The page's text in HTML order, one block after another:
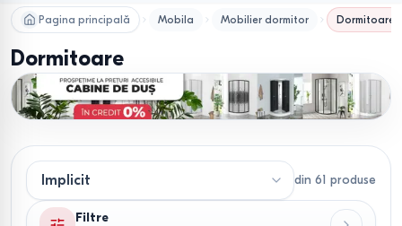
Pagina principală Mobila Mobilier dormitor Dormitoare
Dormitoare
din 61 produse
Filtre